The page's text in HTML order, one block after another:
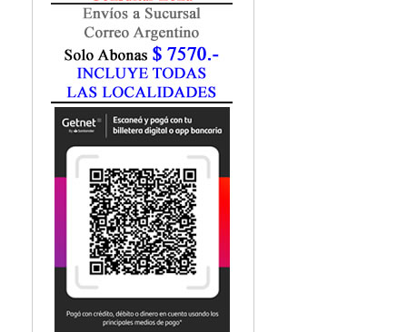
Gastroenterología
Geriatría
Ginecología / Obstetricia
Hematología
Histología
Homeopatía
Infectología
Inmunología
Instrumentación Quirurgica
Medicina del Deporte / Rehabilitación
Medicina Emergencias / Urgencias
Medicina Forense / Legal
Medicina General
Medicina Interna